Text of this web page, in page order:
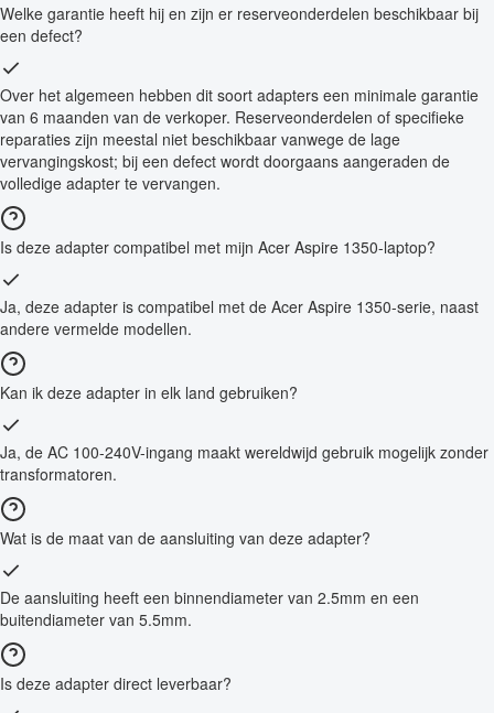
Welke garantie heeft hij en zijn er reserveonderdelen beschikbaar bij
een defect?
Over het algemeen hebben dit soort adapters een minimale garantie
van 6 maanden van de verkoper. Reserveonderdelen of specifieke
reparaties zijn meestal niet beschikbaar vanwege de lage
vervangingskost; bij een defect wordt doorgaans aangeraden de
volledige adapter te vervangen.
Is deze adapter compatibel met mijn Acer Aspire 1350-laptop?
Ja, deze adapter is compatibel met de Acer Aspire 1350-serie, naast
andere vermelde modellen.
Kan ik deze adapter in elk land gebruiken?
Ja, de AC 100-240V-ingang maakt wereldwijd gebruik mogelijk zonder
transformatoren.
Wat is de maat van de aansluiting van deze adapter?
De aansluiting heeft een binnendiameter van 2.5mm en een
buitendiameter van 5.5mm.
Is deze adapter direct leverbaar?